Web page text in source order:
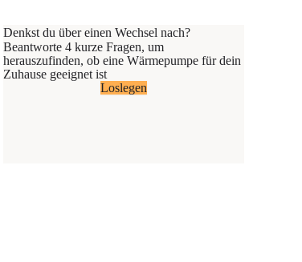
Denkst du über einen Wechsel nach?
Beantworte 4 kurze Fragen, um
herauszufinden, ob eine Wärmepumpe für dein
Zuhause geeignet ist
Loslegen